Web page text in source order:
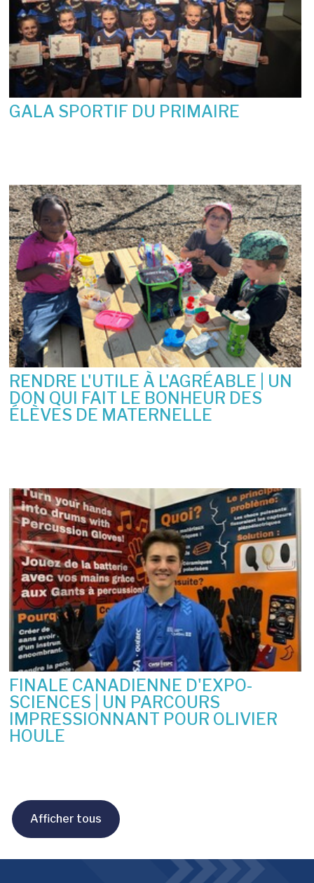
GALA SPORTIF DU PRIMAIRE
RENDRE L'UTILE À L'AGRÉABLE | UN
DON QUI FAIT LE BONHEUR DES
ÉLÈVES DE MATERNELLE
FINALE CANADIENNE D'EXPO-
SCIENCES | UN PARCOURS
IMPRESSIONNANT POUR OLIVIER
HOULE
Afficher tous